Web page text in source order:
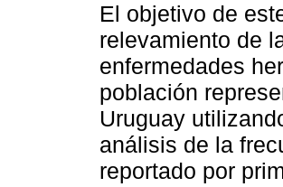
El objetivo de
relevamiento de
enfermedades
población
Uruguay
análisis de la
reportado por